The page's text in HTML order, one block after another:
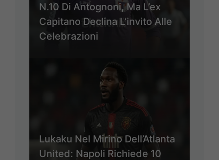
N.10 Di Antognoni, Ma L’ex
Capitano Declina L’invito Alle
Celebrazioni
Lukaku Nel Mirino Dell’Atlanta
United: Napoli Richiede 10